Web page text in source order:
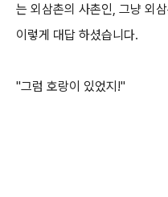
는 외삼촌의 사촌인, 그냥 외
이렇게 대답 하셨습니다.
"그럼 호랑이 있었지!"